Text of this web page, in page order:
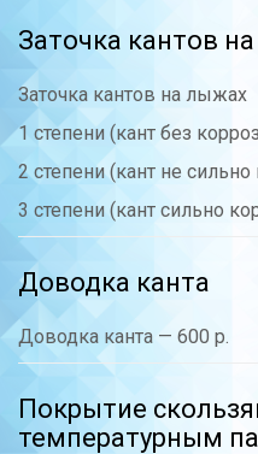
Заточка кантов
Заточка кантов на лыжах
1 степени (кант без
2 степени (кант не
3 степени (кант сильно
Доводка канта
Доводка канта — 600 р.
Покрытие
температурным